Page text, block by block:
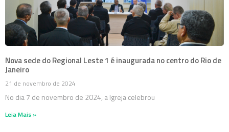
Nova sede do Regional Leste 1 é inaugurada no centro do Rio de
Janeiro
21 de novembro de 2024
No dia 7 de novembro de 2024, a Igreja celebrou
Leia Mais »